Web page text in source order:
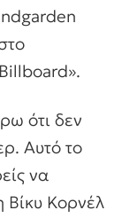
ότι δεν
Αυτό το
να
Κορνέλ